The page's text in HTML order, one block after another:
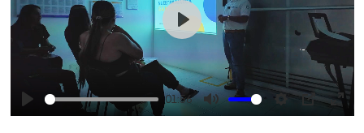
01:56
P
a
y